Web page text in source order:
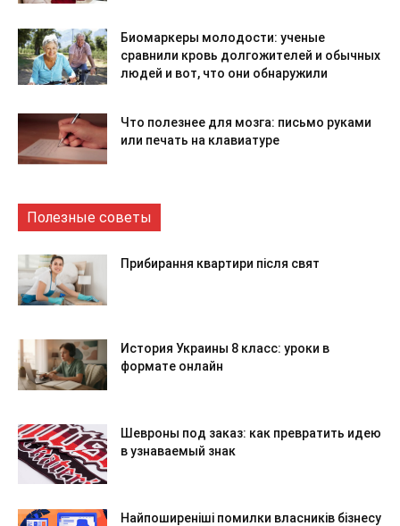
Биомаркеры молодости: ученые
сравнили кровь долгожителей и обычных
людей и вот, что они обнаружили
Что полезнее для мозга: письмо руками
или печать на клавиатуре
Полезные советы
Прибирання квартири після свят
История Украины 8 класс: уроки в
формате онлайн
Шевроны под заказ: как превратить идею
в узнаваемый знак
Найпоширеніші помилки власників бізнесу